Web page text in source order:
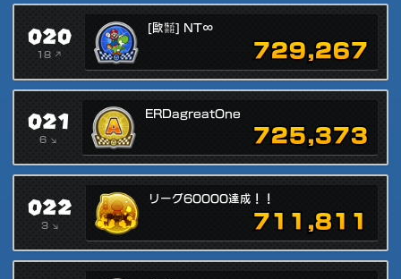
020
18 ↗
[歐㍿] NT∞
729,267
021
6 ↘
ERDagreatOne
725,373
022
3 ↘
リーグ60000達成！！
711,811